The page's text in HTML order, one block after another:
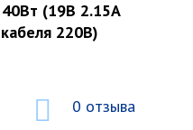
40Вт (19В 2.15А
220В)
0 отзыва